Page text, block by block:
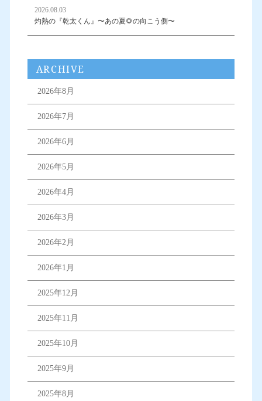
2026.08.03
灼熱の『乾太くん』〜あの夏🌻の向こう側〜
ARCHIVE
2026年8月
2026年7月
2026年6月
2026年5月
2026年4月
2026年3月
2026年2月
2026年1月
2025年12月
2025年11月
2025年10月
2025年9月
2025年8月